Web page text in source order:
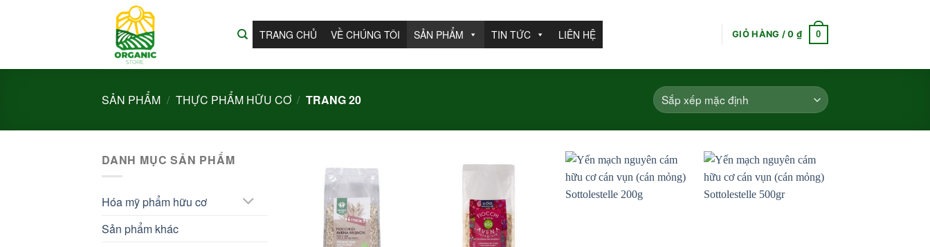
TRANG CHỦ VỀ CHÚNG TÔI SẢN PHẨM TIN TỨC LIÊN HỆ GIỎ HÀNG /0 ₫ 0
SẢN PHẨM / THỰC PHẨM HỮU CƠ / TRANG 20
DANH MỤC SẢN PHẨM
Hóa mỹ phẩm hữu cơ
Sản phẩm khác